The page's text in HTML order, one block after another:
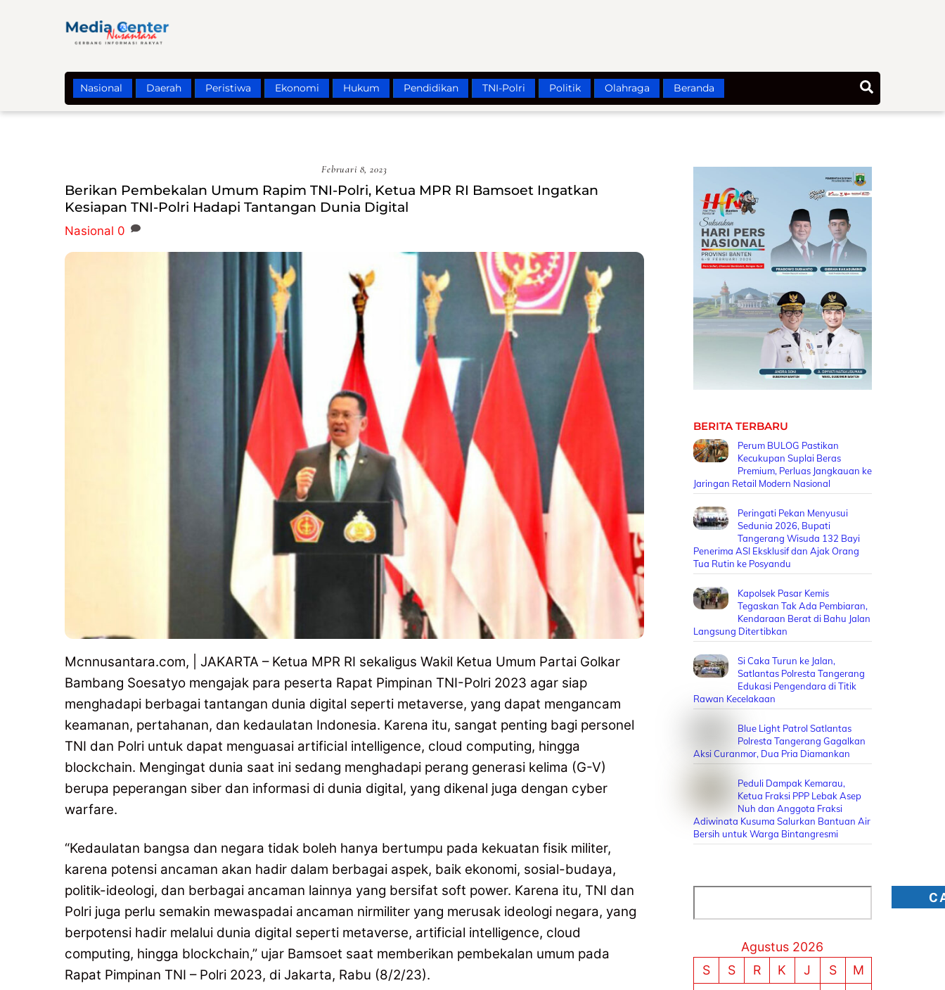
Nasional Daerah Peristiwa Ekonomi Hukum Pendidikan TNI-Polri Politik Olahraga Beranda
Februari 8, 2023
Berikan Pembekalan Umum Rapim TNI-Polri, Ketua MPR RI Bamsoet Ingatkan
Kesiapan TNI-Polri Hadapi Tantangan Dunia Digital
Nasional 0
Mcnnusantara.com, | JAKARTA – Ketua MPR RI sekaligus Wakil Ketua Umum Partai Golkar
Bambang Soesatyo mengajak para peserta Rapat Pimpinan TNI-Polri 2023 agar siap
menghadapi berbagai tantangan dunia digital seperti metaverse, yang dapat mengancam
keamanan, pertahanan, dan kedaulatan Indonesia. Karena itu, sangat penting bagi personel
TNI dan Polri untuk dapat menguasai artificial intelligence, cloud computing, hingga
blockchain. Mengingat dunia saat ini sedang menghadapi perang generasi kelima (G-V)
berupa peperangan siber dan informasi di dunia digital, yang dikenal juga dengan cyber
warfare.
“Kedaulatan bangsa dan negara tidak boleh hanya bertumpu pada kekuatan fisik militer,
karena potensi ancaman akan hadir dalam berbagai aspek, baik ekonomi, sosial-budaya,
politik-ideologi, dan berbagai ancaman lainnya yang bersifat soft power. Karena itu, TNI dan
Polri juga perlu semakin mewaspadai ancaman nirmiliter yang merusak ideologi negara, yang
berpotensi hadir melalui dunia digital seperti metaverse, artificial intelligence, cloud
computing, hingga blockchain,” ujar Bamsoet saat memberikan pembekalan umum pada
Rapat Pimpinan TNI – Polri 2023, di Jakarta, Rabu (8/2/23).
BERITA TERBARU
Perum BULOG Pastikan
Kecukupan Suplai Beras
Premium, Perluas Jangkauan ke
Jaringan Retail Modern Nasional
Peringati Pekan Menyusui
Sedunia 2026, Bupati
Tangerang Wisuda 132 Bayi
Penerima ASI Eksklusif dan Ajak Orang
Tua Rutin ke Posyandu
Kapolsek Pasar Kemis
Tegaskan Tak Ada Pembiaran,
Kendaraan Berat di Bahu Jalan
Langsung Ditertibkan
Si Caka Turun ke Jalan,
Satlantas Polresta Tangerang
Edukasi Pengendara di Titik
Rawan Kecelakaan
Blue Light Patrol Satlantas
Polresta Tangerang Gagalkan
Aksi Curanmor, Dua Pria Diamankan
Peduli Dampak Kemarau,
Ketua Fraksi PPP Lebak Asep
Nuh dan Anggota Fraksi
Adiwinata Kusuma Salurkan Bantuan Air
Bersih untuk Warga Bintangresmi
Agustus 2026
S
S R K J S M